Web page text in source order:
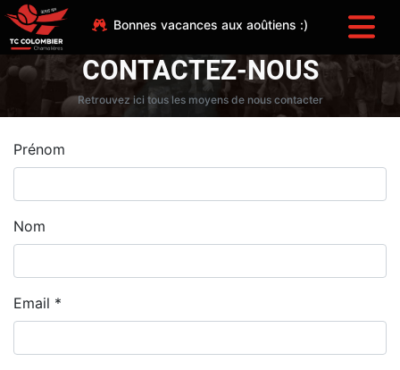
Bonnes vacances aux aoûtiens :)
CONTACTEZ-NOUS
Retrouvez ici tous les moyens de nous contacter
Prénom
Nom
Email *